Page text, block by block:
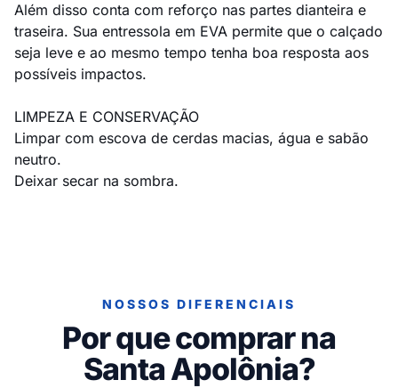
Além disso conta com reforço nas partes dianteira e
traseira. Sua entressola em EVA permite que o calçado
seja leve e ao mesmo tempo tenha boa resposta aos
possíveis impactos.
LIMPEZA E CONSERVAÇÃO
Limpar com escova de cerdas macias, água e sabão
neutro.
Deixar secar na sombra.
NOSSOS DIFERENCIAIS
Por que comprar na
Santa Apolônia?